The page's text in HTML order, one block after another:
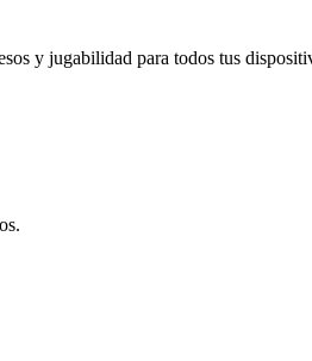
y jugabilidad para todos tus